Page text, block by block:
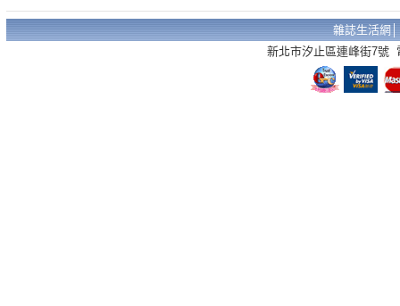
雜誌生活網
新北市汐止區連峰街7號